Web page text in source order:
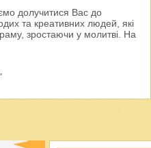
долучитися Вас до
та креативних людей, які
зростаючи у молитві. На